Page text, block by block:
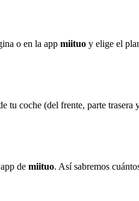
o en la app miituo y elige el
tu coche (del frente, parte
de miituo. Así sabremos